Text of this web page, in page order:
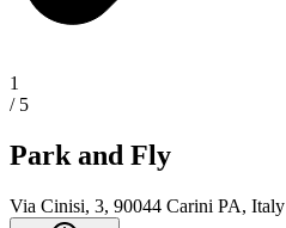
1
/ 5
Park and Fly
Via Cinisi, 3, 90044 Carini PA, Italy